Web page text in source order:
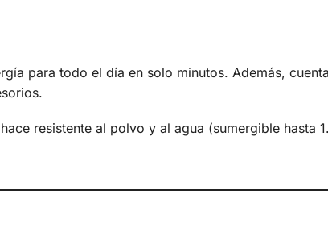
para todo el día en solo minutos. Además,
resistente al polvo y al agua (sumergible hasta